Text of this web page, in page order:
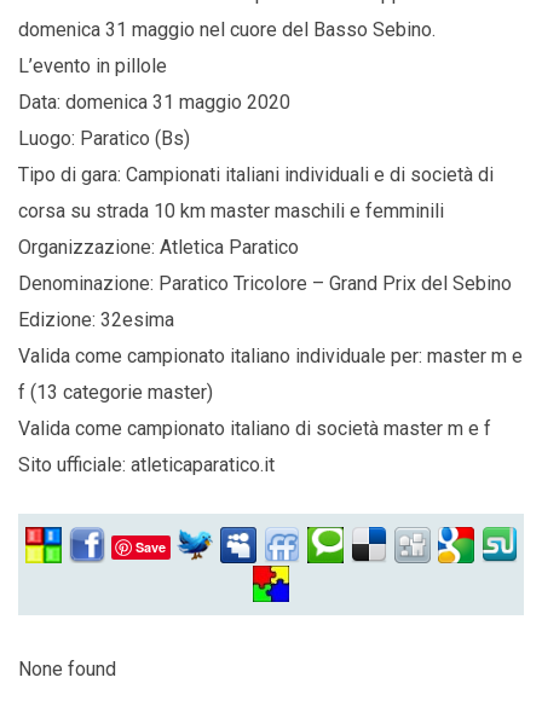
domenica 31 maggio nel cuore del Basso Sebino.
L’evento in pillole
Data: domenica 31 maggio 2020
Luogo: Paratico (Bs)
Tipo di gara: Campionati italiani individuali e di società di
corsa su strada 10 km master maschili e femminili
Organizzazione: Atletica Paratico
Denominazione: Paratico Tricolore – Grand Prix del Sebino
Edizione: 32esima
Valida come campionato italiano individuale per: master m e
f (13 categorie master)
Valida come campionato italiano di società master m e f
Sito ufficiale: atleticaparatico.it
Save
None found